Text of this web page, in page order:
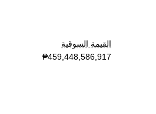
القيمة السوقية